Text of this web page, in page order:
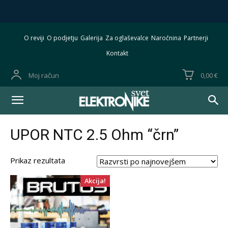
O reviji O podjetju Galerija Za oglaševalce Naročnina Partnerji
Kontakt
Moj račun 0,00 €
UPOR NTC 2.5 Ohm “črn”
Prikaz rezultata
Akcija!